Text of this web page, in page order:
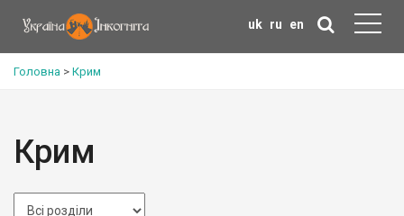
uk ru en
Головна > Крим
Крим